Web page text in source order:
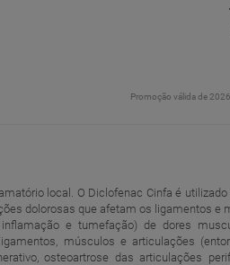
Promoção válida de
local. O Diclofenac Cinfa é utilizado
dolorosas que afetam os ligamentos e
e tumefação) de dores
músculos e articulações
osteoartrose das articulações